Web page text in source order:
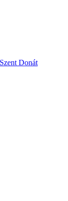
Donát